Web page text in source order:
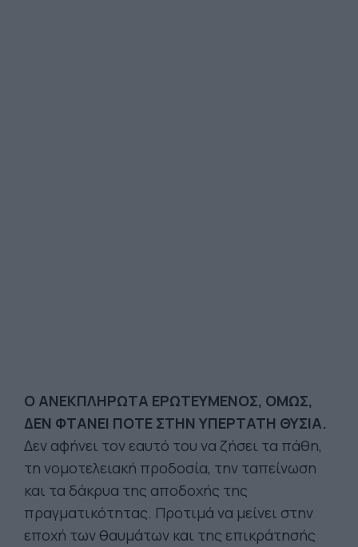
Ο ΑΝΕΚΠΛΗΡΩΤΑ ΕΡΩΤΕΥΜΕΝΟΣ, ΟΜΩΣ,
ΔΕΝ ΦΤΑΝΕΙ ΠΟΤΕ ΣΤΗΝ ΥΠΕΡΤΑΤΗ ΘΥΣΙΑ.
Δεν αφήνει τον εαυτό του να ζήσει τα πάθη,
τη νομοτελειακή προδοσία, την ταπείνωση
και τα δάκρυα της αποδοχής της
πραγματικότητας. Προτιμά να μείνει στην
εποχή των θαυμάτων και της επικράτησής